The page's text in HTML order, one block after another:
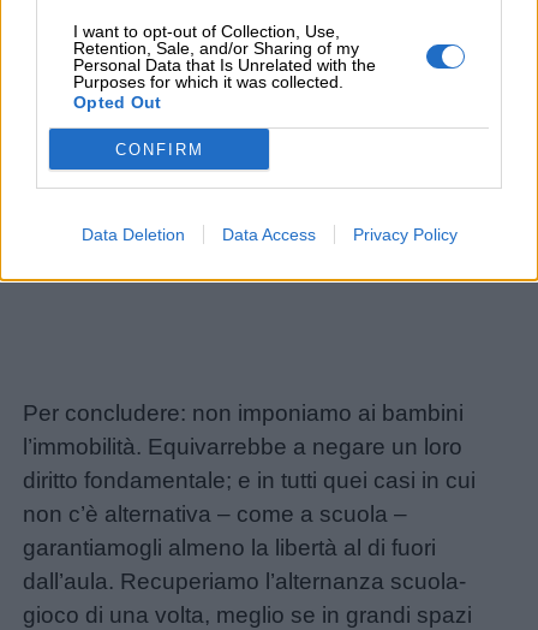
I want to opt-out of Collection, Use,
Retention, Sale, and/or Sharing of my
Personal Data that Is Unrelated with the
Purposes for which it was collected.
Opted Out
CONFIRM
Data Deletion Data Access Privacy Policy
Per concludere: non imponiamo ai bambini
l’immobilità. Equivarrebbe a negare un loro
diritto fondamentale; e in tutti quei casi in cui
non c’è alternativa – come a scuola –
garantiamogli almeno la libertà al di fuori
dall’aula. Recuperiamo l’alternanza scuola-
gioco di una volta, meglio se in grandi spazi